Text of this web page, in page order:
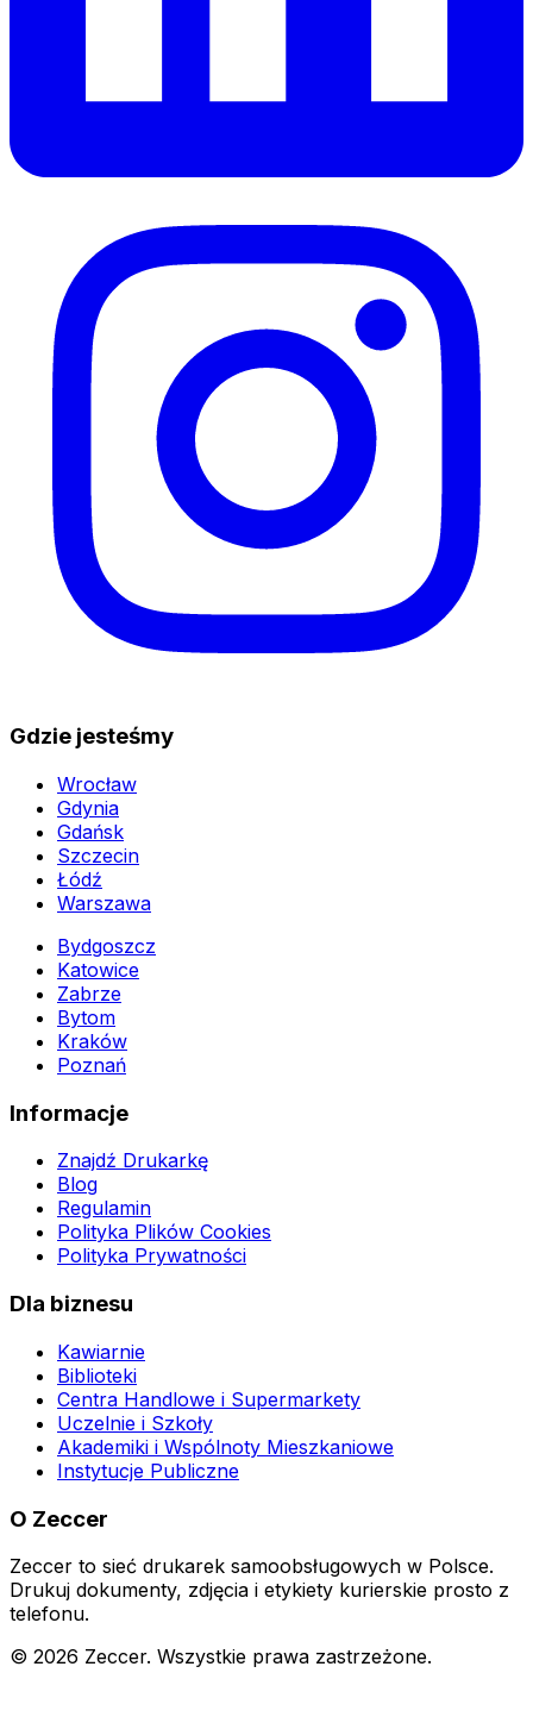
Gdzie jesteśmy
Wrocław
Gdynia
Gdańsk
Szczecin
Łódź
Warszawa
Bydgoszcz
Katowice
Zabrze
Bytom
Kraków
Poznań
Informacje
Znajdź Drukarkę
Blog
Regulamin
Polityka Plików Cookies
Polityka Prywatności
Dla biznesu
Kawiarnie
Biblioteki
Centra Handlowe i Supermarkety
Uczelnie i Szkoły
Akademiki i Wspólnoty Mieszkaniowe
Instytucje Publiczne
O Zeccer
Zeccer to sieć drukarek samoobsługowych w Polsce.
Drukuj dokumenty, zdjęcia i etykiety kurierskie prosto z
telefonu.
© 2026 Zeccer. Wszystkie prawa zastrzeżone.